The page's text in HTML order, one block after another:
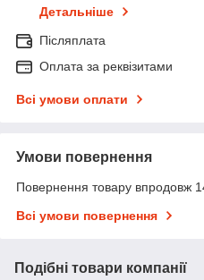
Детальніше
Післяплата
Оплата за реквізитами
Всі умови оплати
Умови повернення
Повернення товару впродовж
Всі умови повернення
Подібні товари компанії